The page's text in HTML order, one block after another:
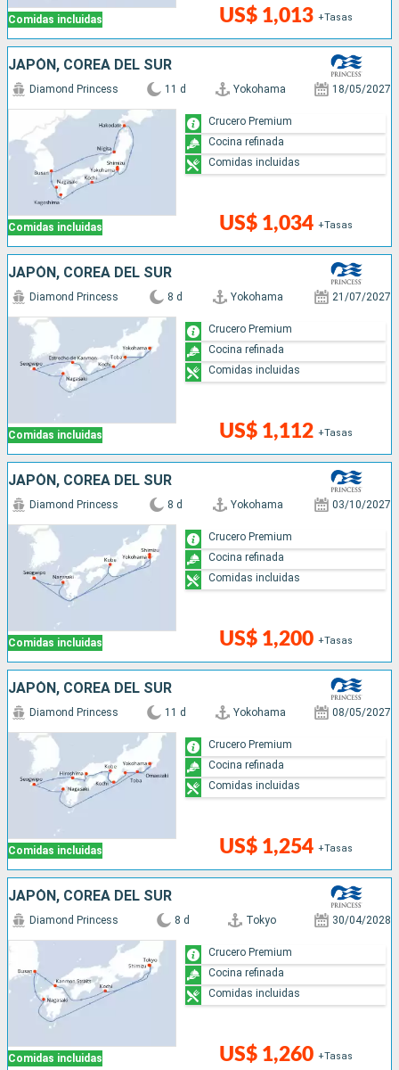
Comidas incluidas US$ 1,013 +Tasas
JAPÓN, COREA DEL SUR
Comidas incluidas
Diamond Princess 11 d Yokohama 18/05/2027
US$ 1,034 +Tasas
Crucero Premium
Cocina refinada
Comidas incluidas
JAPÓN, COREA DEL SUR
Comidas incluidas
Diamond Princess 8 d Yokohama 21/07/2027
US$ 1,112 +Tasas
Crucero Premium
Cocina refinada
Comidas incluidas
JAPÓN, COREA DEL SUR
Comidas incluidas
Diamond Princess 8 d Yokohama 03/10/2027
US$ 1,200 +Tasas
Crucero Premium
Cocina refinada
Comidas incluidas
JAPÓN, COREA DEL SUR
Comidas incluidas
Diamond Princess 11 d Yokohama 08/05/2027
US$ 1,254 +Tasas
Crucero Premium
Cocina refinada
Comidas incluidas
JAPÓN, COREA DEL SUR
Comidas incluidas
Diamond Princess 8 d Tokyo 30/04/2028
US$ 1,260 +Tasas
Crucero Premium
Cocina refinada
Comidas incluidas